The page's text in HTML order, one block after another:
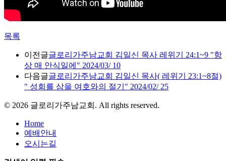
목록
이전글글로리가주남교회 김일신 목사 레위기 24:1~9 "항
상 매 안식일에" 2024/03/ 10
다음글글로리가주남교회 김일신 목사( 레위기 23:1~8절)
" 성회를 삼을 여호와의 절기" 2024/02/ 25
© 2026 글로리가주남교회. All rights reserved.
Home
예배안내
오시는길